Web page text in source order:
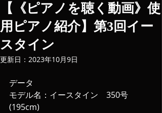
【《ピアノを聴く動画》使
用ピアノ紹介】第3回イー
スタイン
更新日： 2023年10月9日
データ
モデル名：イースタイン　350号
(195cm)